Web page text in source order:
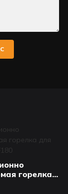
горелка